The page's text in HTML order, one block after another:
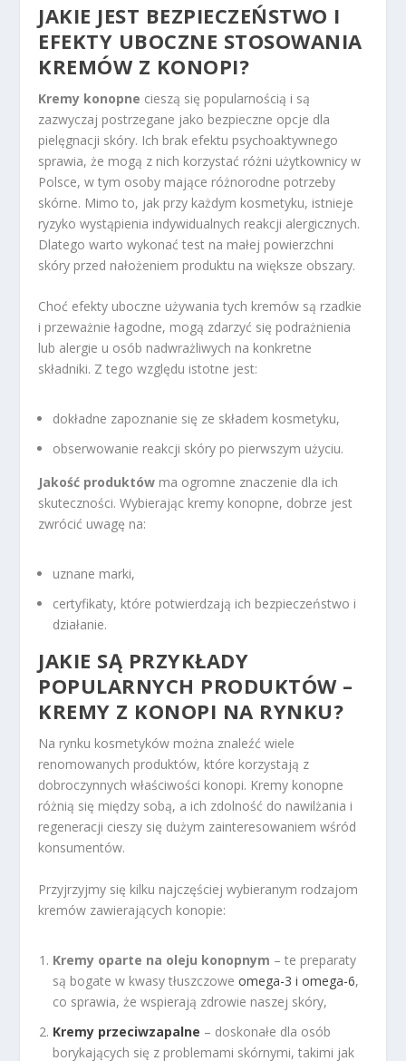
JAKIE JEST BEZPIECZEŃSTWO I
EFEKTY UBOCZNE STOSOWANIA
KREMÓW Z KONOPI?
Kremy konopne cieszą się popularnością i są
zazwyczaj postrzegane jako bezpieczne opcje dla
pielęgnacji skóry. Ich brak efektu psychoaktywnego
sprawia, że mogą z nich korzystać różni użytkownicy w
Polsce, w tym osoby mające różnorodne potrzeby
skórne. Mimo to, jak przy każdym kosmetyku, istnieje
ryzyko wystąpienia indywidualnych reakcji alergicznych.
Dlatego warto wykonać test na małej powierzchni
skóry przed nałożeniem produktu na większe obszary.
Choć efekty uboczne używania tych kremów są rzadkie
i przeważnie łagodne, mogą zdarzyć się podrażnienia
lub alergie u osób nadwrażliwych na konkretne
składniki. Z tego względu istotne jest:
dokładne zapoznanie się ze składem kosmetyku,
obserwowanie reakcji skóry po pierwszym użyciu.
Jakość produktów ma ogromne znaczenie dla ich
skuteczności. Wybierając kremy konopne, dobrze jest
zwrócić uwagę na:
uznane marki,
certyfikaty, które potwierdzają ich bezpieczeństwo i
działanie.
JAKIE SĄ PRZYKŁADY
POPULARNYCH PRODUKTÓW –
KREMY Z KONOPI NA RYNKU?
Na rynku kosmetyków można znaleźć wiele
renomowanych produktów, które korzystają z
dobroczynnych właściwości konopi. Kremy konopne
różnią się między sobą, a ich zdolność do nawilżania i
regeneracji cieszy się dużym zainteresowaniem wśród
konsumentów.
Przyjrzyjmy się kilku najczęściej wybieranym rodzajom
kremów zawierających konopie:
Kremy oparte na oleju konopnym – te preparaty
są bogate w kwasy tłuszczoweomega-3 i omega-6,
co sprawia, że wspierają zdrowie naszej skóry,
Kremy przeciwzapalne – doskonałe dla osób
borykających się z problemami skórnymi, takimi jak